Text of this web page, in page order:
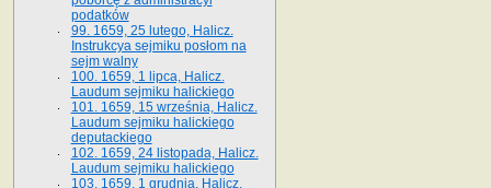
podatków
99. 1659, 25 lutego, Halicz.
Instrukcya sejmiku posłom na
sejm walny
100. 1659, 1 lipca, Halicz.
Laudum sejmiku halickiego
101. 1659, 15 września, Halicz.
Laudum sejmiku halickiego
deputackiego
102. 1659, 24 listopada, Halicz.
Laudum sejmiku halickiego
103. 1659, 1 grudnia, Halicz.